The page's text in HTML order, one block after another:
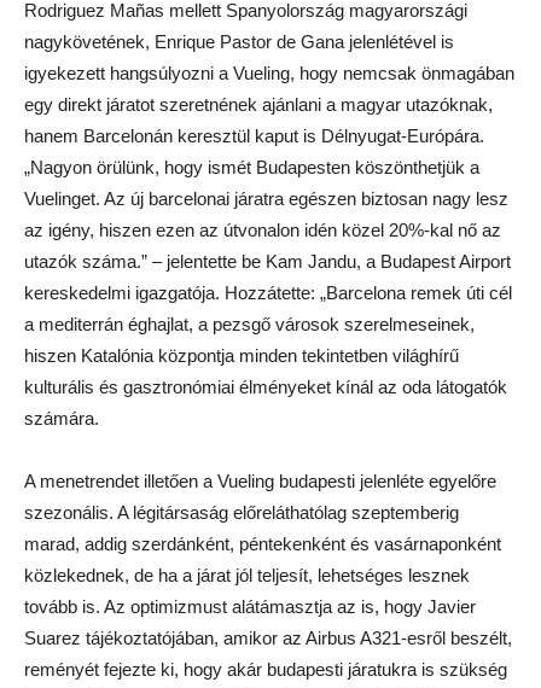
Rodriguez Mañas mellett Spanyolország magyarországi
nagykövetének, Enrique Pastor de Gana jelenlétével is
igyekezett hangsúlyozni a Vueling, hogy nemcsak önmagában
egy direkt járatot szeretnének ajánlani a magyar utazóknak,
hanem Barcelonán keresztül kaput is Délnyugat-Európára.
„Nagyon örülünk, hogy ismét Budapesten köszönthetjük a
Vuelinget. Az új barcelonai járatra egészen biztosan nagy lesz
az igény, hiszen ezen az útvonalon idén közel 20%-kal nő az
utazók száma.” – jelentette be Kam Jandu, a Budapest Airport
kereskedelmi igazgatója. Hozzátette: „Barcelona remek úti cél
a mediterrán éghajlat, a pezsgő városok szerelmeseinek,
hiszen Katalónia központja minden tekintetben világhírű
kulturális és gasztronómiai élményeket kínál az oda látogatók
számára.
A menetrendet illetően a Vueling budapesti jelenléte egyelőre
szezonális. A légitársaság előreláthatólag szeptemberig
marad, addig szerdánként, péntekenként és vasárnaponként
közlekednek, de ha a járat jól teljesít, lehetséges lesznek
tovább is. Az optimizmust alátámasztja az is, hogy Javier
Suarez tájékoztatójában, amikor az Airbus A321-esről beszélt,
reményét fejezte ki, hogy akár budapesti járatukra is szükség